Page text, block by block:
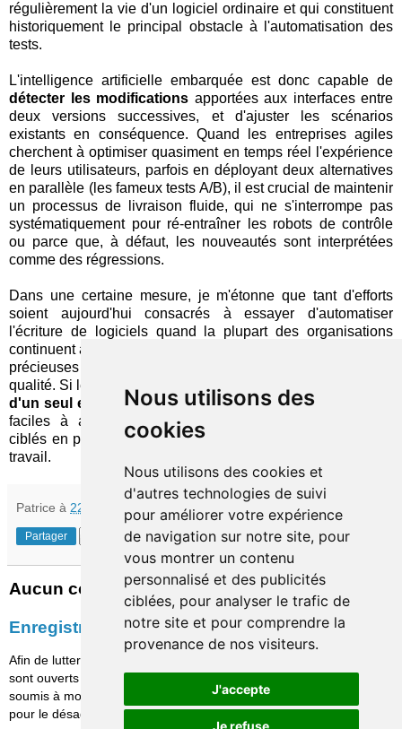
Nous utilisons des
cookies
Nous utilisons des cookies et
d'autres technologies de suivi
pour améliorer votre expérience
de navigation sur notre site, pour
vous montrer un contenu
personnalisé et des publicités
ciblées, pour analyser le trafic de
notre site et pour comprendre la
provenance de nos visiteurs.
J'accepte
Je refuse
régulièrement la vie d'un logiciel ordinaire et qui constituent
historiquement le principal obstacle à l'automatisation des
tests.
L'intelligence artificielle embarquée est donc capable de
détecter les modifications apportées aux interfaces entre
deux versions successives, et d'ajuster les scénarios
existants en conséquence. Quand les entreprises agiles
cherchent à optimiser quasiment en temps réel l'expérience
de leurs utilisateurs, parfois en déployant deux alternatives
en parallèle (les fameux tests A/B), il est crucial de maintenir
un processus de livraison fluide, qui ne s'interrompe pas
systématiquement pour ré-entraîner les robots de contrôle
ou parce que, à défaut, les nouveautés sont interprétées
comme des régressions.
Dans une certaine mesure, je m'étonne que tant d'efforts
soient aujourd'hui consacrés à essayer d'automatiser
l'écriture de logiciels quand la plupart des organisations
continuent à engager des ressources considérables, dont de
précieuses compétences informatiques, à la gestion de la
qualité. Si les difficultés à surmonter sont les
d'un seul et même enjeu, les tests sont sensiblement plus
faciles à automatiser et mériteraient logiquement d'être
ciblés en priorité. Autify fait un premier pas mais il reste du
travail.
Patrice à 22:25
Partager
Aucun commentaire:
Enregistrer un commentaire
Afin de lutter contre le spam, les commentaires ne
sont ouverts qu'aux personnes identifiées et sont
soumis à modération (je suis sincèrement désolé
pour le désagrément causé…)